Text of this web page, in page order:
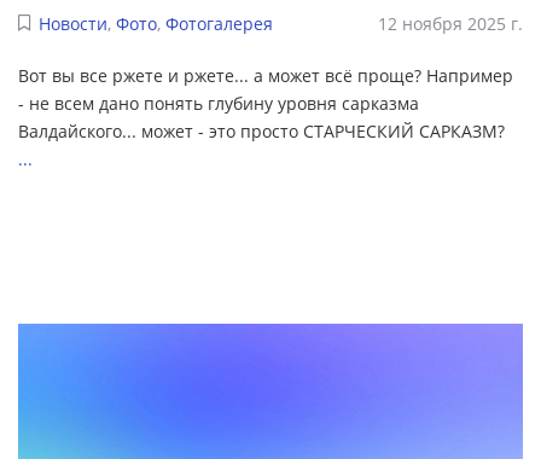
Новости, Фото, Фотогалерея 12 ноября 2025 г.
Вот вы все ржете и ржете... а может всё проще? Например
- не всем дано понять глубину уровня сарказма
Валдайского... может - это просто СТАРЧЕСКИЙ САРКАЗМ?
...